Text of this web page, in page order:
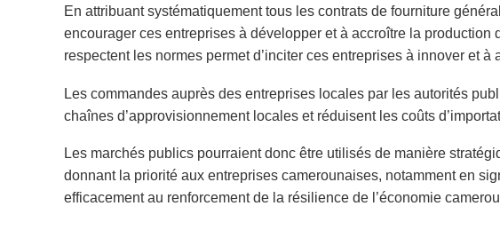
En attribuant systématiquement tous les contrats de fourniture
encourager ces entreprises à développer et à accroître la
respectent les normes permet d’inciter ces entreprises à innover et
Les commandes auprès des entreprises locales par les autorités
chaînes d’approvisionnement locales et réduisent les coûts
Les marchés publics pourraient donc être utilisés de manière
donnant la priorité aux entreprises camerounaises, notamment en
efficacement au renforcement de la résilience de l’économie